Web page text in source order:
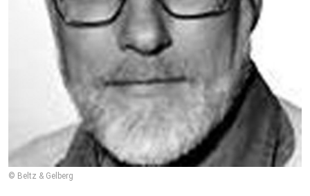
© Beltz & Gelberg